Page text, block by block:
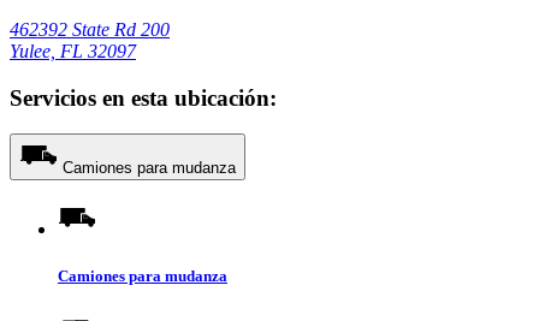
462392 State Rd 200
Yulee, FL 32097
Servicios en esta ubicación:
Camiones para mudanza
Camiones para mudanza